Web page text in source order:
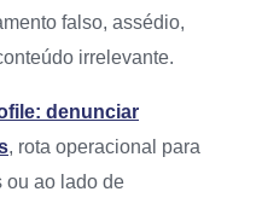
falso, assédio,
irrelevante.
denunciar
, rota operacional para
ou ao lado de